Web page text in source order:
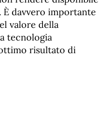
È davvero importante
valore della
tecnologia
risultato di